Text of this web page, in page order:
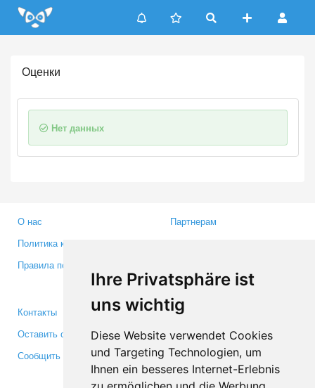
Ihre Privatsphäre ist
uns wichtig
Diese Website verwendet Cookies
und Targeting Technologien, um
Ihnen ein besseres Internet-Erlebnis
Update cookies preferences
Оценки
Нет данных
О нас
Политика конфиденциальности
Правила пользования
Партнерам
Медиа
Контакты
Оставить отзыв
Сообщить об ошибке
Facebook
Twitter
YouTube
Google+